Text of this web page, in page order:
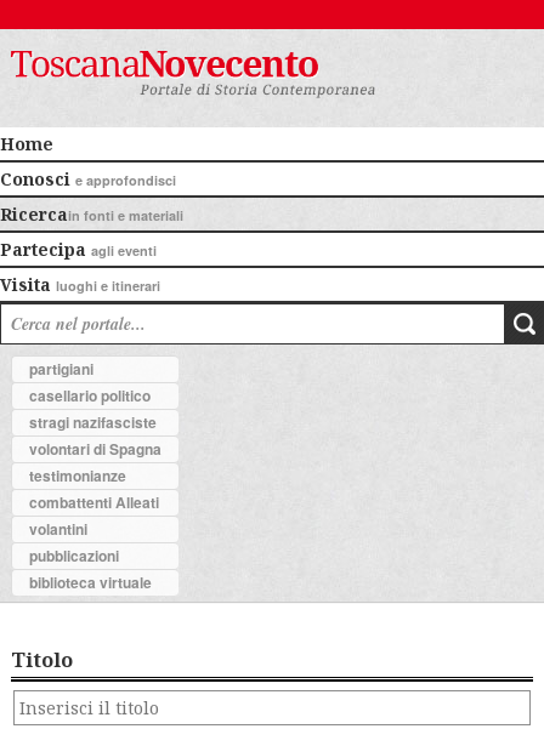
Home
Conosci e approfondisci
Ricercain fonti e materiali
Partecipa agli eventi
Visita luoghi e itinerari
partigiani
casellario politico
stragi nazifasciste
volontari di Spagna
testimonianze
combattenti Alleati
volantini
pubblicazioni
biblioteca virtuale
Titolo